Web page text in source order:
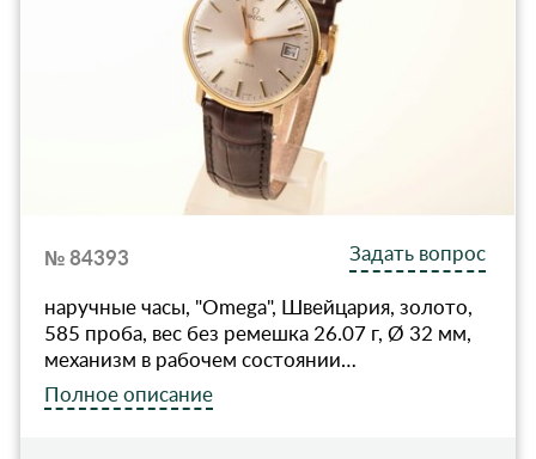
№ 84393
Задать вопрос
наручные часы, "Omega", Швейцария, золото,
585 проба, вес без ремешка 26.07 г, Ø 32 мм,
механизм в рабочем состоянии…
Полное описание